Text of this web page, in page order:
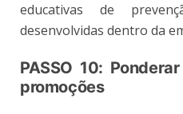
educativas de
desenvolvidas dentro da
PASSO 10:
promoções